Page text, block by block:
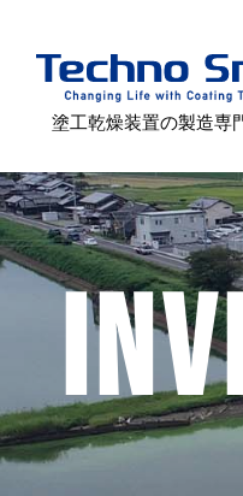
塗工乾燥装置の製造専